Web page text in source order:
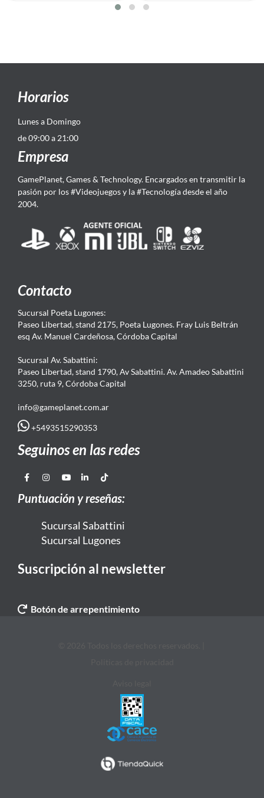
Horarios
Lunes a Domingo
de 09:00 a 21:00
Empresa
GamePlanet, Games & Technology. Encargados en transmitir la
pasión por los #Videojuegos y la #Tecnología desde el año
2004.
Contacto
Sucursal Poeta Lugones:
Paseo Libertad, stand 2175, Poeta Lugones. Fray Luis Beltrán
esq Av. Manuel Cardeñosa, Córdoba Capital
Sucursal Av. Sabattini:
Paseo Libertad, stand 1790, Av Sabattini. Av. Amadeo Sabattini
3250, ruta 9, Córdoba Capital
info@gameplanet.com.ar
+5493515290353
Seguinos en las redes
Puntuación y reseñas:
Sucursal Sabattini
Sucursal Lugones
Suscripción al newsletter
Botón de arrepentimiento